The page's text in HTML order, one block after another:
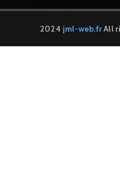
2024 jml-web.frAll